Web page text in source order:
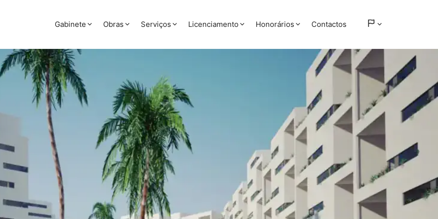
Gabinete Obras Serviços Licenciamento Honorários Contactos